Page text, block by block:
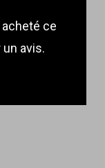
ce
avis.